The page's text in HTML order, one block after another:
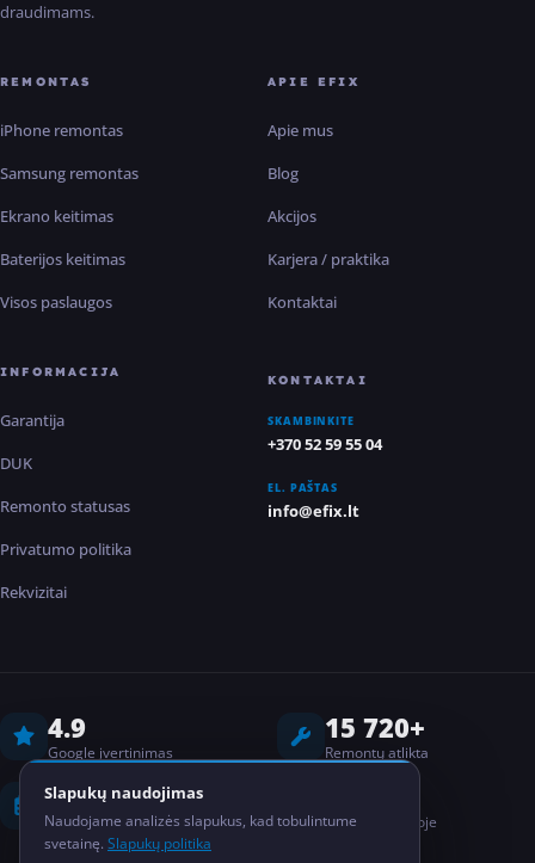
draudimams.
REMONTAS
iPhone remontas
Samsung remontas
Ekrano keitimas
Baterijos keitimas
Visos paslaugos
APIE EFIX
Apie mus
Blog
Akcijos
Karjera / praktika
Kontaktai
INFORMACIJA
Garantija
DUK
Remonto statusas
Privatumo politika
Rekvizitai
KONTAKTAI
SKAMBINKITE
+370 52 59 55 04
EL. PAŠTAS
info@efix.lt
4.9
Google įvertinimas
15 720+
Remontų atlikta
8 metai
Darbo patirtis Salonai Lietuvoje
Slapukų naudojimas
Naudojame analizės slapukus, kad tobulintume
svetainę. Slapukų politika